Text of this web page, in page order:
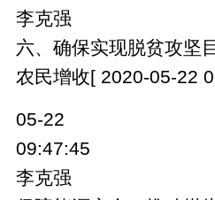
李克强
六、确保实现脱贫攻坚
农民增收[ 2020-05-22
05-22
09:47:45
李克强